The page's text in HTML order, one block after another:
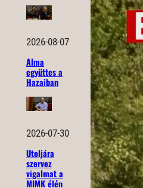
2026-08-07
Alma
együttes a
Hazaiban
2026-07-30
Utoljára
szervez
vigalmat a
MIMK élén